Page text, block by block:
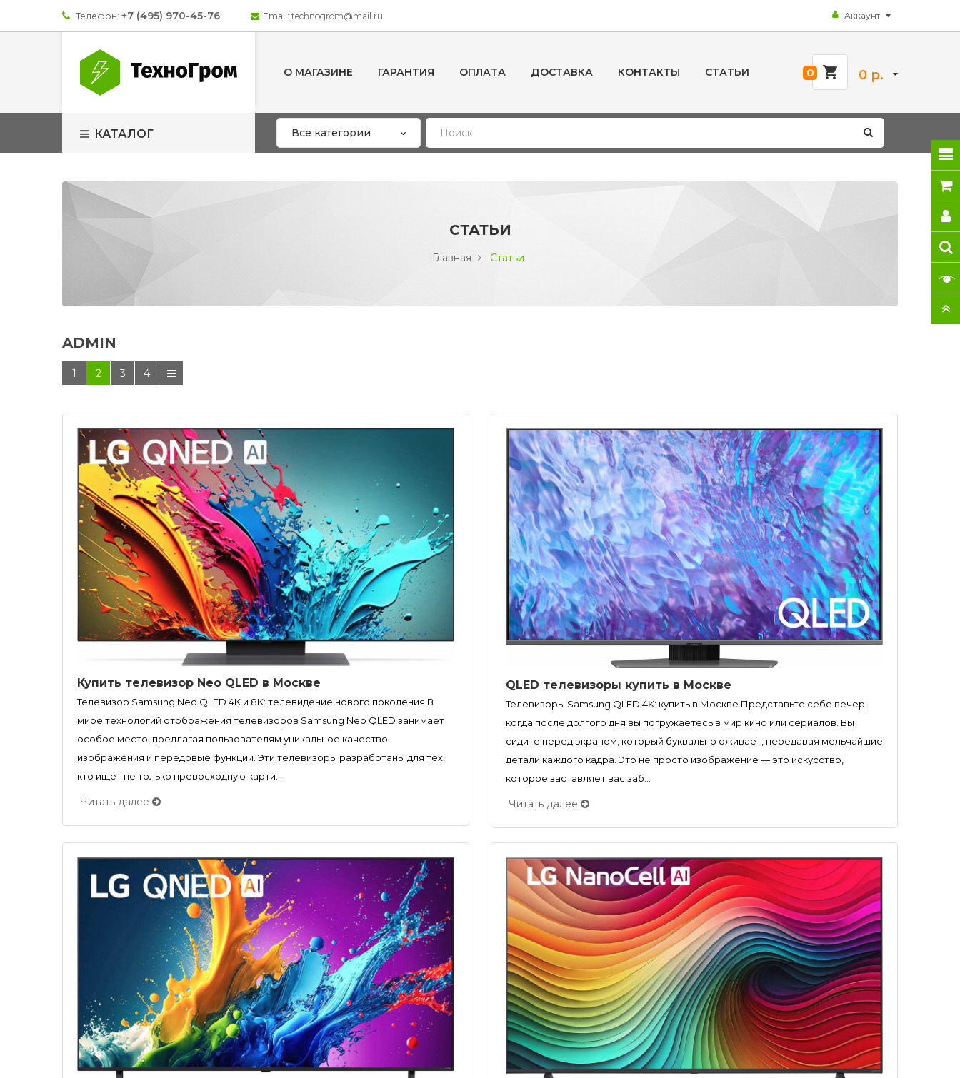
Телефон: +7 (495) 970-45-76 Email: technogrom@mail.ru Аккаунт
О МАГАЗИНЕ ГАРАНТИЯ ОПЛАТА ДОСТАВКА КОНТАКТЫ СТАТЬИ 0 0 р.
КАТАЛОГ
СТАТЬИ
Главная Статьи
ADMIN
1 2 3 4
Купить телевизор Neo QLED в Москве
Телевизор Samsung Neo QLED 4K и 8K: телевидение нового поколения В
мире технологий отображения телевизоров Samsung Neo QLED занимает
особое место, предлагая пользователям уникальное качество
изображения и передовые функции. Эти телевизоры разработаны для тех,
кто ищет не только превосходную карти...
Читать далее
QLED телевизоры купить в Москве
Телевизоры Samsung QLED 4K: купить в Москве Представьте себе вечер,
когда после долгого дня вы погружаетесь в мир кино или сериалов. Вы
сидите перед экраном, который буквально оживает, передавая мельчайшие
детали каждого кадра. Это не просто изображение — это искусство,
которое заставляет вас заб...
Читать далее